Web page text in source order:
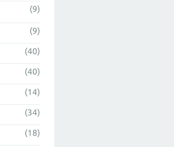
(9)
(9)
(40)
(40)
(14)
(34)
(18)